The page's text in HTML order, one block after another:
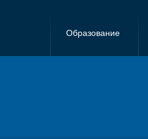
Образование